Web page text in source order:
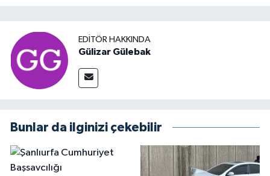
EDITÖR HAKKINDA
Gülizar Gülebak
Bunlar da ilginizi çekebilir